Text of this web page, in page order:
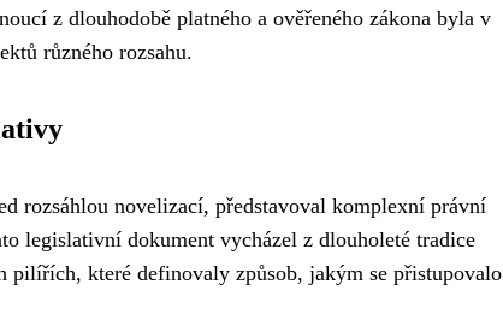
z dlouhodobě platného a ověřeného zákona byla v
různého rozsahu.
rozsáhlou novelizací, představoval komplexní právní
legislativní dokument vycházel z dlouholeté tradice
pilířích, které definovaly způsob, jakým se přistupovalo